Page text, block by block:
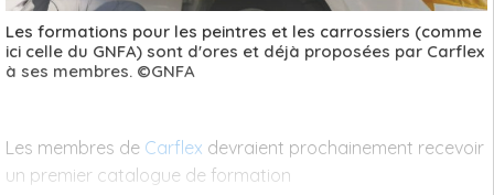
Les formations pour les peintres et les carrossiers (comme
ici celle du GNFA) sont d'ores et déjà proposées par Carflex
à ses membres. ©GNFA
Les membres de Carflex devraient prochainement recevoir
un premier catalogue de formation